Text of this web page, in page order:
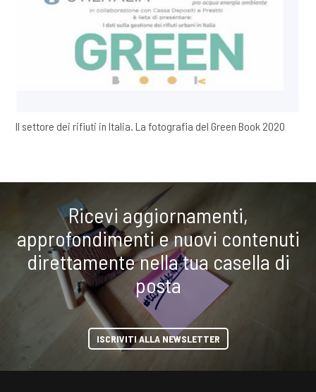
Il settore dei rifiuti in Italia. La fotografia del Green Book 2020
Ricevi aggiornamenti,
approfondimenti e nuovi contenuti
direttamente nella tua casella di
posta
ISCRIVITI ALLA NEWSLETTER